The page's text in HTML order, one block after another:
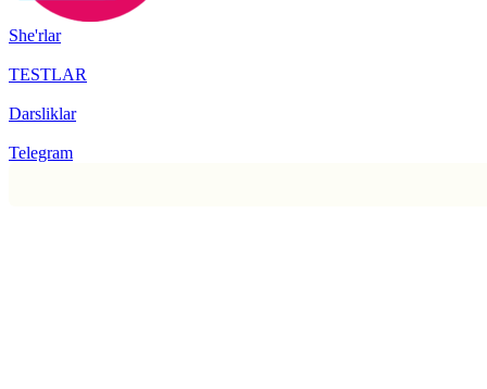
She'rlar
TESTLAR
Darsliklar
Telegram